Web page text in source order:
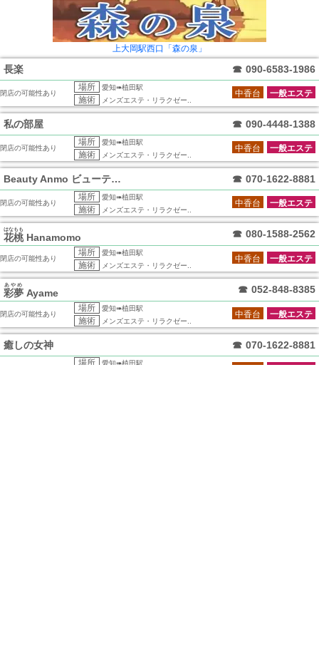
上大岡駅西口「森の泉」
長楽 ☎ 090-6583-1986
閉店の可能性あり
場所 愛知➠植田駅
施術 メンズエステ・リラクゼー..
一般エステ
中香台
私の部屋 ☎ 090-4448-1388
閉店の可能性あり
場所 愛知➠植田駅
施術 メンズエステ・リラクゼー..
一般エステ
中香台
Beauty Anmo ビューティ アン ☎ 070-1622-8881
閉店の可能性あり
場所 愛知➠植田駅
施術 メンズエステ・リラクゼー..
一般エステ
中香台
花桃
はなもも
Hanamomo ☎ 080-1588-2562
閉店の可能性あり
場所 愛知➠植田駅
施術 メンズエステ・リラクゼー..
一般エステ
中香台
彩夢
あやめ
Ayame ☎ 052-848-8385
閉店の可能性あり
場所 愛知➠植田駅
施術 メンズエステ・リラクゼー..
一般エステ
中香台
癒しの女神 ☎ 070-1622-8881
場所 愛知➠植田駅